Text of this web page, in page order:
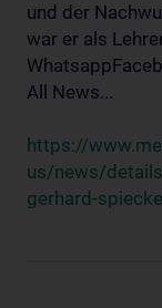
und der
war er als
All News...
https://
us/news/
gerhard-